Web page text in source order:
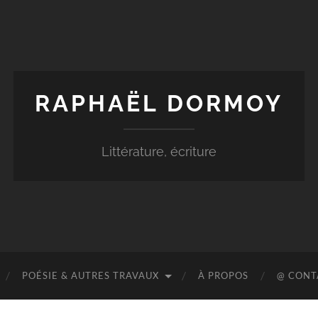
RAPHAËL DORMOY
Littérature, écriture
POÉSIE & AUTRES TRAVAUX À PROPOS @